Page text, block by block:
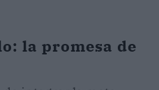
la promesa de